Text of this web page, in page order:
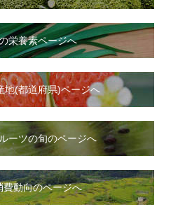
栄養素ページへ
地(都道府県)ページへ
ーツの旬のページへ
費動向のページへ